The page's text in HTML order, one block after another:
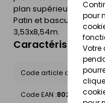
pour
Votre
plan supérieure
Patin et basculeur
3,53x8,54m.
Caractéristiques
Code article chez le
Code EAN :